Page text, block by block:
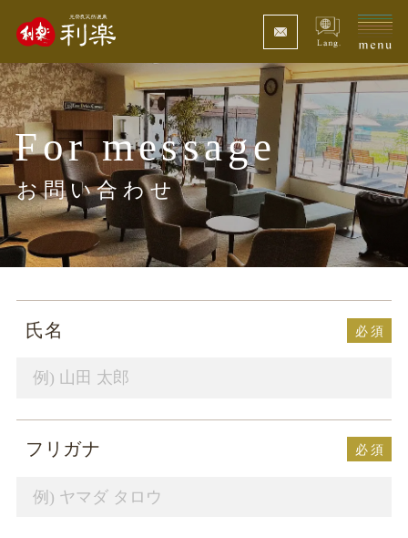
For message
お問い合わせ
氏名 必須
フリガナ 必須